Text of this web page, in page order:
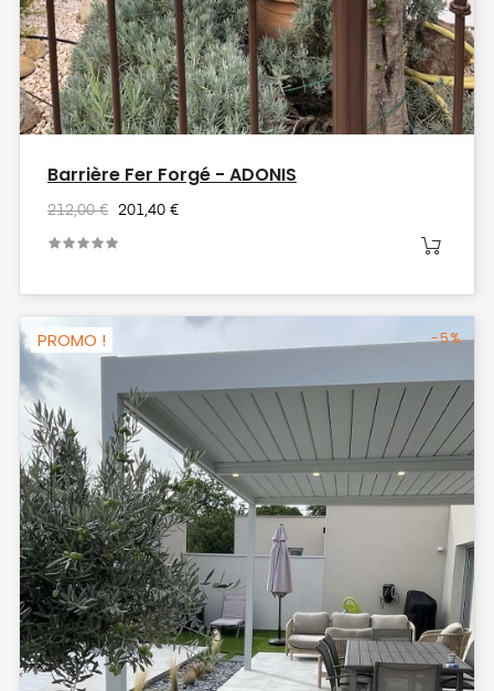
Barrière Fer Forgé - ADONIS
212,00 € 201,40 €
PROMO ! -5%